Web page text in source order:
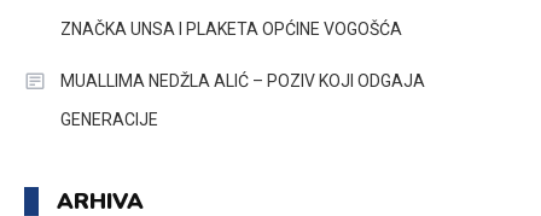
ZNAČKA UNSA I PLAKETA OPĆINE VOGOŠĆA
MUALLIMA NEDŽLA ALIĆ – POZIV KOJI ODGAJA
GENERACIJE
ARHIVA